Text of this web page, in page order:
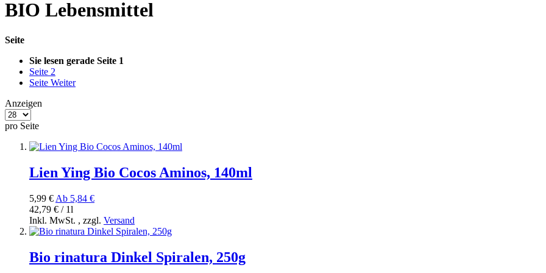
BIO Lebensmittel
Seite
Sie lesen gerade Seite 1
Seite 2
Seite Weiter
Anzeigen
pro Seite
Lien Ying Bio Cocos Aminos, 140ml
5,99 € Ab 5,84 €
42,79 € / 1l
Inkl. MwSt. , zzgl. Versand
Bio rinatura Dinkel Spiralen, 250g